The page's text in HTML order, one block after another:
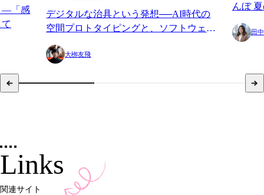
—「感
デジタルな治具という発想──AI時代の
空間プロトタイピングと、ソフトウェア
大栁友飛
んぼ
ツを制
田
Links
関連サイト